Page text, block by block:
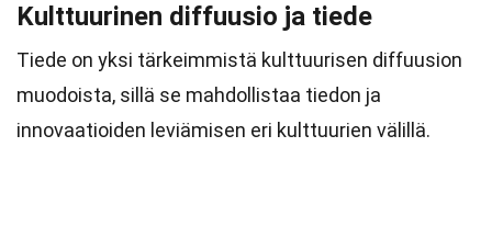
Kulttuurinen diffuusio ja tiede
Tiede on yksi tärkeimmistä kulttuurisen diffuusion
muodoista, sillä se mahdollistaa tiedon ja
innovaatioiden leviämisen eri kulttuurien välillä.